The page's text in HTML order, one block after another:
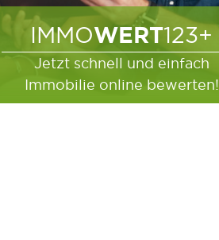
IMMOWERT123+
Jetzt schnell und einfach
Immobilie online bewerten!